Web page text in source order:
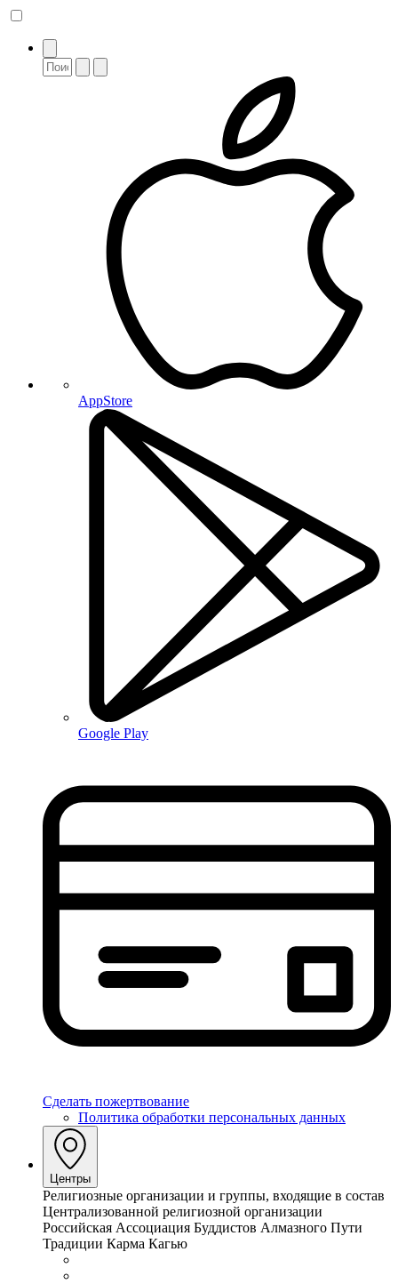
AppStore
Google Play
Сделать пожертвование
Политика обработки персональных данных
Центры
Религиозные организации и группы, входящие в состав
Централизованной религиозной организации
Российская Ассоциация Буддистов Алмазного Пути
Традиции Карма Кагью